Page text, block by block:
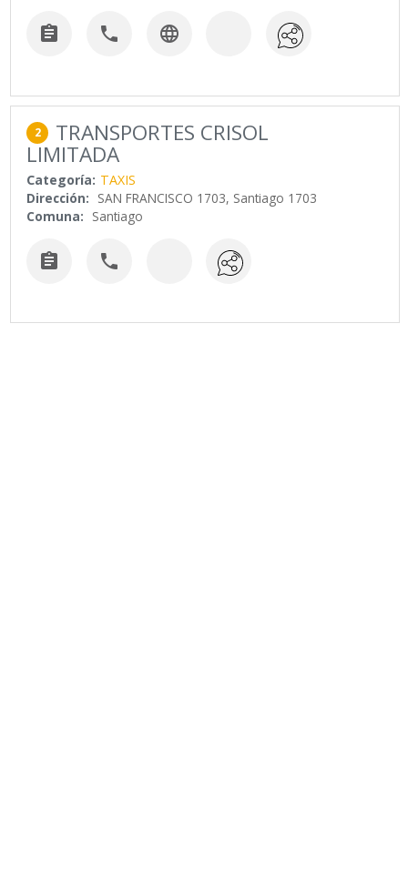
  
2 TRANSPORTES CRISOL
LIMITADA
Categoría: TAXIS
Dirección: SAN FRANCISCO 1703, Santiago 1703
Comuna: Santiago
 